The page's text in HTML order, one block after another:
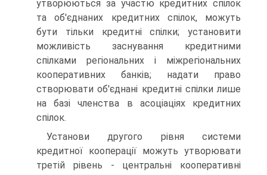
утворюються за участю кредитних спілок
та об'єднаних кредитних спілок, можуть
бути тільки кредитні спілки; установити
можливість засну­вання кредитними
спілками регіональних і міжрегіональних
кооперативних банків; надати право
створювати об'єднані кредитні спілки лише
на базі членства в асоціаціях кредит­них
спілок.
Установи другого рівня системи
кредитної кооперації можуть утворювати
третій рівень - центральні кооперативні